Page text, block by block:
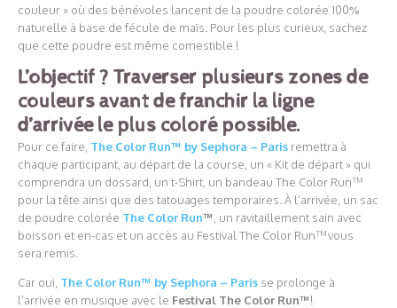
couleur » où des bénévoles lancent de la poudre colorée 100%
naturelle à base de fécule de maïs. Pour les plus curieux, sachez
que cette poudre est même comestible !
L’objectif ? Traverser plusieurs zones de
couleurs avant de franchir la ligne
d’arrivée le plus coloré possible.
Pour ce faire, The Color Run™ by Sephora – Paris remettra à
chaque participant, au départ de la course, un « Kit de départ » qui
comprendra un dossard, un t-Shirt, un bandeau The Color Run™
pour la tête ainsi que des tatouages temporaires. À l’arrivée, un sac
de poudre colorée The Color Run™ , un ravitaillement sain avec
boisson et en-cas et un accès au Festival The Color Run™ vous
sera remis.
Car oui, The Color Run™ by Sephora – Paris se prolonge à
l’arrivée en musique avec le Festival The Color Run™!